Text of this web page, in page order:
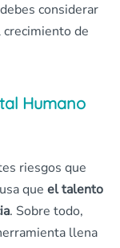
considerar
crecimiento de
Humano
riesgos que
que el talento
. Sobre todo,
llena